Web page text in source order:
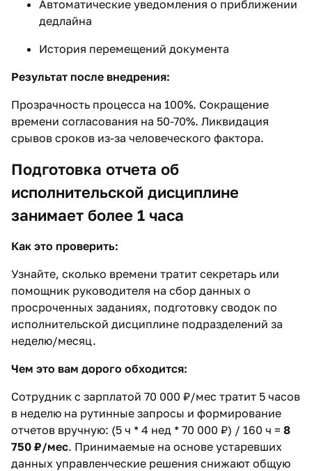
Автоматические уведомления о приближении
дедлайна
История перемещений документа
Результат после внедрения:
Прозрачность процесса на 100%. Сокращение
времени согласования на 50-70%. Ликвидация
срывов сроков из-за человеческого фактора.
Подготовка отчета об
исполнительской дисциплине
занимает более 1 часа
Как это проверить:
Узнайте, сколько времени тратит секретарь или
помощник руководителя на сбор данных о
просроченных заданиях, подготовку сводок по
исполнительской дисциплине подразделений за
неделю/месяц.
Чем это вам дорого обходится:
Сотрудник с зарплатой 70 000 ₽/мес тратит 5 часов
в неделю на рутинные запросы и формирование
отчетов вручную: (5 ч * 4 нед * 70 000 ₽) / 160 ч = 8
750 ₽/мес. Принимаемые на основе устаревших
данных управленческие решения снижают общую